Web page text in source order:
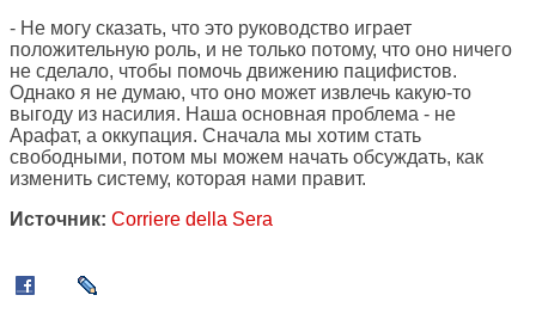
- Не могу сказать, что это руководство играет
положительную роль, и не только потому, что оно ничего
не сделало, чтобы помочь движению пацифистов.
Однако я не думаю, что оно может извлечь какую-то
выгоду из насилия. Наша основная проблема - не
Арафат, а оккупация. Сначала мы хотим стать
свободными, потом мы можем начать обсуждать, как
изменить систему, которая нами правит.
Источник: Corriere della Sera